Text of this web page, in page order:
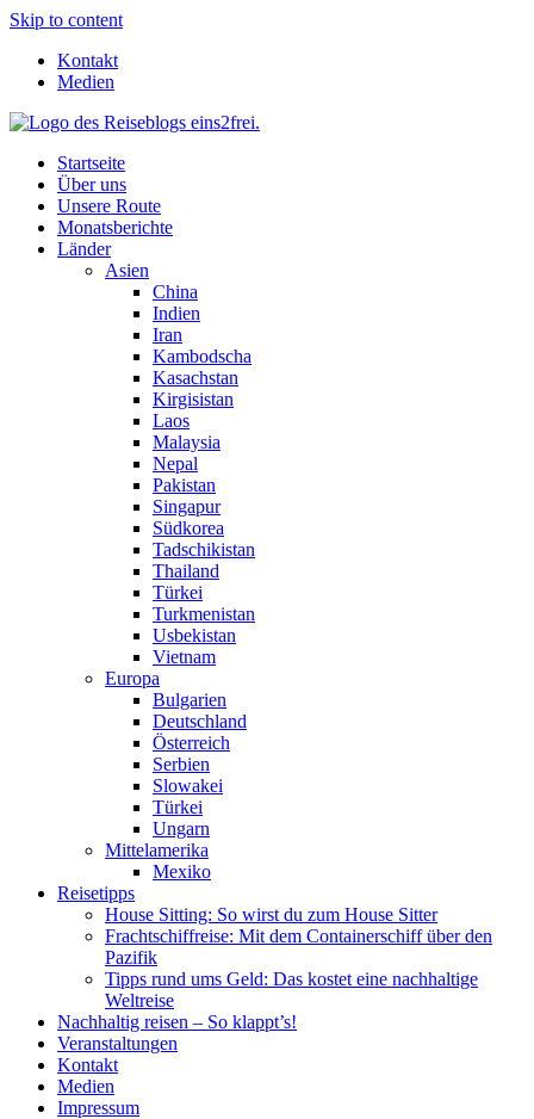
Skip to content
Kontakt
Medien
Startseite
Über uns
Unsere Route
Monatsberichte
Länder
Asien
China
Indien
Iran
Kambodscha
Kasachstan
Kirgisistan
Laos
Malaysia
Nepal
Pakistan
Singapur
Südkorea
Tadschikistan
Thailand
Türkei
Turkmenistan
Usbekistan
Vietnam
Europa
Bulgarien
Deutschland
Österreich
Serbien
Slowakei
Türkei
Ungarn
Mittelamerika
Mexiko
Reisetipps
House Sitting: So wirst du zum House Sitter
Frachtschiffreise: Mit dem Containerschiff über den
Pazifik
Tipps rund ums Geld: Das kostet eine nachhaltige
Weltreise
Nachhaltig reisen – So klappt’s!
Veranstaltungen
Kontakt
Medien
Impressum